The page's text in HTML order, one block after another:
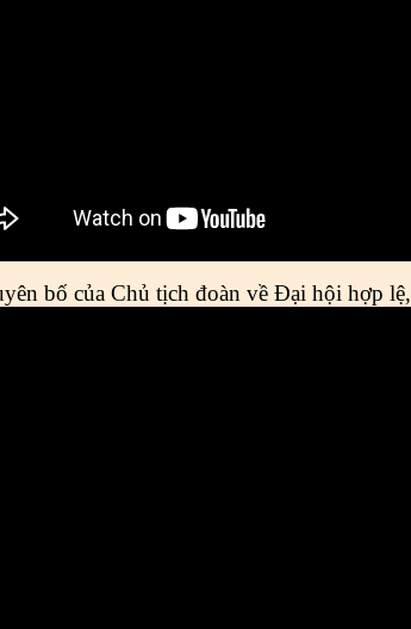
bố của Chủ tịch đoàn về Đại hội hợp lệ,